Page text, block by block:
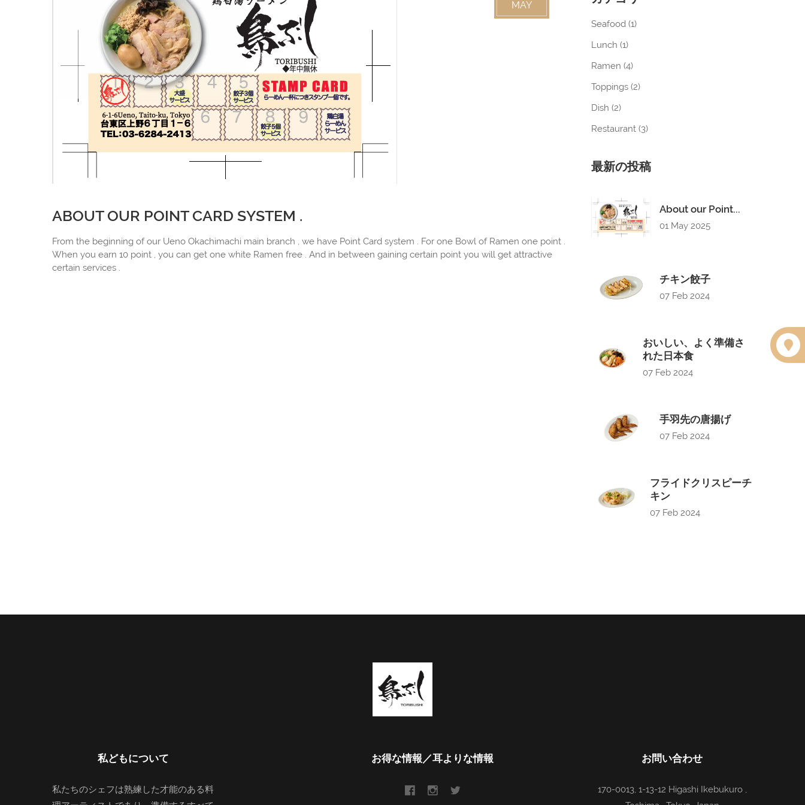
MAY
ABOUT OUR POINT CARD SYSTEM .
From the beginning of our Ueno Okachimachi main branch , we have Point Card system . For one Bowl of Ramen one point .
When you earn 10 point , you can get one white Ramen free . And in between gaining certain point you will get attractive
certain services .
Seafood (1)
Lunch (1)
Ramen (4)
Toppings (2)
Dish (2)
Restaurant (3)
最新の投稿
About our Point...
01 May 2025
チキン餃子
07 Feb 2024
おいしい、よく準備さ
れた日本食
07 Feb 2024
手羽先の唐揚げ
07 Feb 2024
フライドクリスピーチ
キン
07 Feb 2024
私どもについて
私たちのシェフは熟練した才能のある料
お得な情報／耳よりな情報 お問い合わせ
170-0013, 1-13-12 Higashi Ikebukuro ,